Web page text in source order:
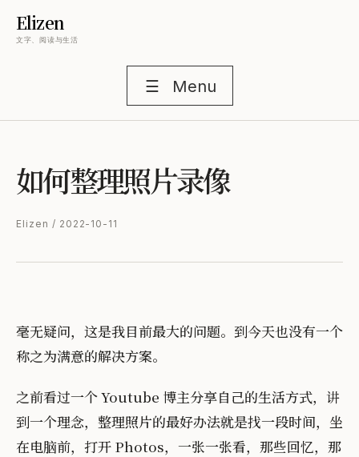
Elizen
文字、阅读与生活
☰ Menu
如何整理照片录像
Elizen / 2022-10-11
毫无疑问，这是我目前最大的问题。到今天也没有一个
称之为满意的解决方案。
之前看过一个 Youtube 博主分享自己的生活方式，讲
到一个理念，整理照片的最好办法就是找一段时间，坐
在电脑前，打开 Photos，一张一张看，那些回忆，那